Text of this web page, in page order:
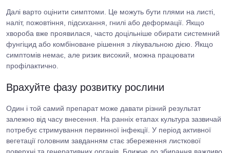
Далі варто оцінити симптоми. Це можуть бути плями на листі,
наліт, пожовтіння, підсихання, гнилі або деформації. Якщо
хвороба вже проявилася, часто доцільніше обирати системний
фунгіцид або комбіноване рішення з лікувальною дією. Якщо
симптомів немає, але ризик високий, можна працювати
профілактично.
Врахуйте фазу розвитку рослини
Один і той самий препарат може давати різний результат
залежно від часу внесення. На ранніх етапах культура зазвичай
потребує стримування первинної інфекції. У період активної
вегетації головним завданням стає збереження листкової
поверхні та генеративних органів. Ближче до збирання важливо